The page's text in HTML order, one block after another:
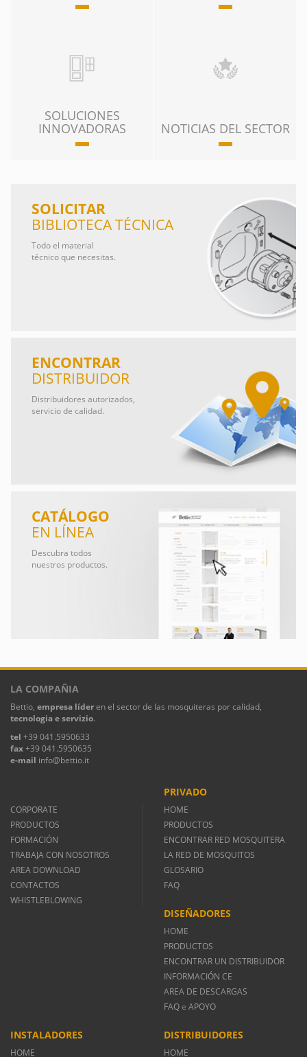
SOLUCIONES
INNOVADORAS NOTICIAS DEL SECTOR
SOLICITAR
BIBLIOTECA TÉCNICA
Todo el material
técnico que necesitas.
ENCONTRAR
DISTRIBUIDOR
Distribuidores autorizados,
servicio de calidad.
CATÁLOGO
EN LÍNEA
Descubra todos
nuestros productos.
LA COMPAÑIA
Bettio, empresa líderen el sector de las mosquiteras por calidad,
tecnologia e servizio.
tel +39 041.5950633
fax+39 041.5950635
e-mail info@bettio.it
CORPORATE
PRODUCTOS
FORMACIÓN
TRABAJA CON NOSOTROS
AREA DOWNLOAD
CONTACTOS
WHISTLEBLOWING
PRIVADO
HOME
PRODUCTOS
ENCONTRAR RED MOSQUITERA
LA RED DE MOSQUITOS
GLOSARIO
FAQ
DISEÑADORES
HOME
PRODUCTOS
ENCONTRAR UN DISTRIBUIDOR
INFORMACIÓN CE
AREA DE DESCARGAS
FAQ e APOYO
INSTALADORES
HOME
DISTRIBUIDORES
HOME